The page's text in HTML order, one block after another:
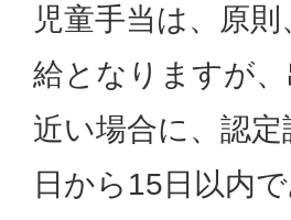
児童手当は、原
給となりますが
近い場合に、認
日から15日以内